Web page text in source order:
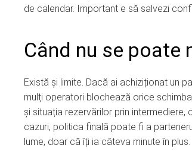
de calendar. Important e să salvezi
Când nu se poate
Există și limite. Dacă ai achiziționat un
mulți operatori blochează orice
și situația rezervărilor prin
cazuri, politica finală poate fi a
lume, doar că îți ia câteva minute în plus.